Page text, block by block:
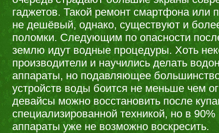
гаджетов. Такой ремонт смартфона или
не дешёвый, однако, существуют и
поломки. Следующим по опасности
землю идут водные процедуры. Хоть
производители и научились делать
аппараты, но подавляющее
устройств воды боится не меньше чем
девайсы можно восстановить после
специализированной техникой, но в 90%
аппараты уже не возможно воскресить.